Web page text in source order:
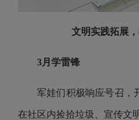
文明实践拓展
3月学雷锋
军娃们积极响应号召，
在社区内捡拾垃圾、宣传文